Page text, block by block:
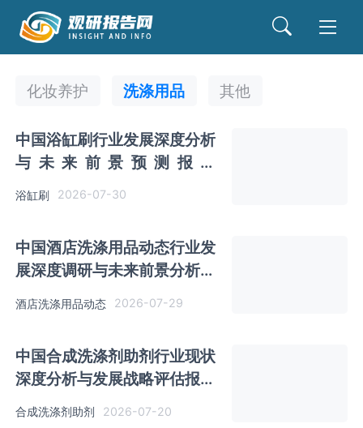
化妆养护 洗涤用品 其他
中国浴缸刷行业发展深度分析
与未来前景预测报告
浴缸刷 2026-07-30
中国酒店洗涤用品动态行业发
展深度调研与未来前景分析报
酒店洗涤用品动态 2026-07-29
中国合成洗涤剂助剂行业现状
深度分析与发展战略评估报告
（2026-2033年）
合成洗涤剂助剂 2026-07-20